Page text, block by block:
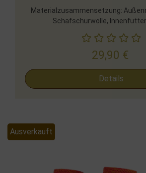
Materialzusammensetzung:
Schafschurwolle,
29,90 €
Details
Ausverkauft